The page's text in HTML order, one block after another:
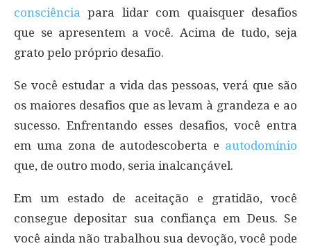
consciência para lidar com quaisquer desafios
que se apresentem a você. Acima de tudo, seja
grato pelo próprio desafio.
Se você estudar a vida das pessoas, verá que são
os maiores desafios que as levam à grandeza e ao
sucesso. Enfrentando esses desafios, você entra
em uma zona de autodescoberta e autodomínio
que, de outro modo, seria inalcançável.
Em um estado de aceitação e gratidão, você
consegue depositar sua confiança em Deus. Se
você ainda não trabalhou sua devoção, você pode